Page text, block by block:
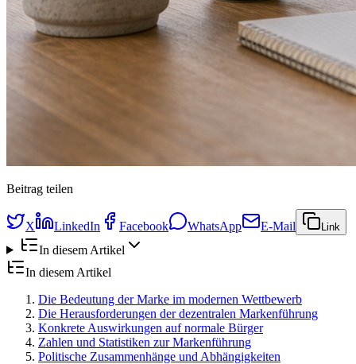
Beitrag teilen
X LinkedIn Facebook WhatsApp E-Mail Link
In diesem Artikel
In diesem Artikel
Die Bedeutung der Marke im modernen Wettbewerb
Die Herausforderungen der dezentralen Markenführung
Konkrete Auswirkungen auf normale Bürger
Zahlen und Statistiken zur Markenführung
Politische Zusammenhänge und Abhängigkeiten